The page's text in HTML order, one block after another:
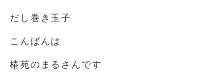
だし巻き玉子
こんばんは
椿苑のまるさんです